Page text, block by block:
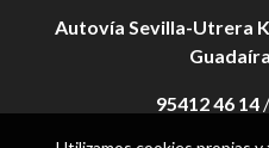
Autovía Sevilla-Utrera
95412 46 14 /